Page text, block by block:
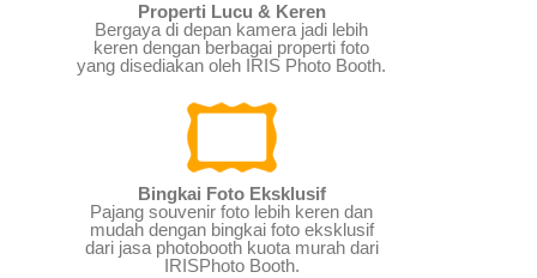
Properti Lucu & Keren
Bergaya di depan kamera jadi lebih
keren dengan berbagai properti foto
yang disediakan oleh IRIS Photo Booth.
Bingkai Foto Eksklusif
Pajang souvenir foto lebih keren dan
mudah dengan bingkai foto eksklusif
dari jasa photobooth kuota murah dari
IRISPhoto Booth.